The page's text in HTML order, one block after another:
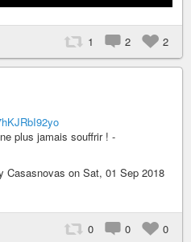
1 2 2
plus jamais souffrir ! -
Casasnovas on Sat, 01 Sep 2018
0 0 0